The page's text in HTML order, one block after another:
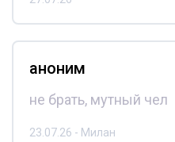
аноним
не брать, мутный чел
23.07.26 - Милан